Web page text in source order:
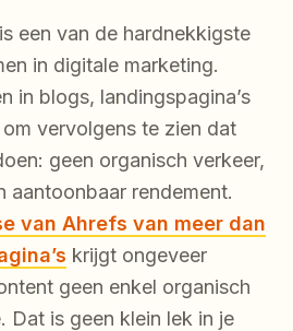
een van de hardnekkigste
in digitale marketing.
in blogs, landingspagina’s
vervolgens te zien dat
geen organisch verkeer,
aantoonbaar rendement.
van Ahrefs van meer dan
krijgt ongeveer
geen enkel organisch
Dat is geen klein lek in je